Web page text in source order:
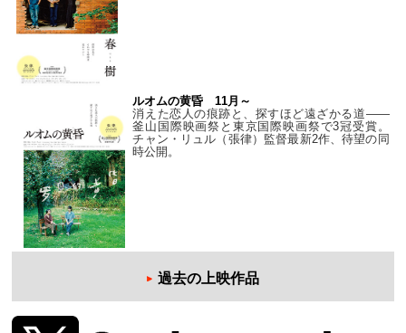
ルオムの黄昏 11月～
消えた恋人の痕跡と、探すほど遠ざかる道——
釜山国際映画祭と東京国際映画祭で3冠受賞。
チャン・リュル（張律）監督最新2作、待望の同
時公開。
過去の上映作品